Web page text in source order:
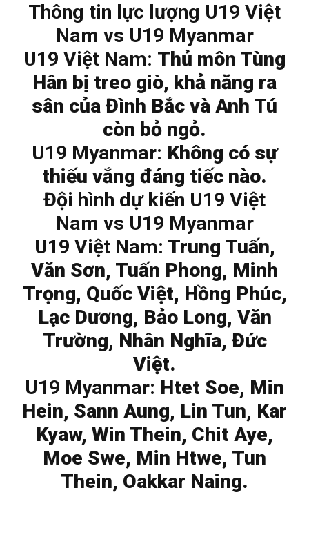
Thông tin lực lượng U19 Việt
Nam vs U19 Myanmar
U19 Việt Nam: Thủ môn Tùng
Hân bị treo giò, khả năng ra
sân của Đình Bắc và Anh Tú
còn bỏ ngỏ.
U19 Myanmar: Không có sự
thiếu vắng đáng tiếc nào.
Đội hình dự kiến U19 Việt
Nam vs U19 Myanmar
U19 Việt Nam: Trung Tuấn,
Văn Sơn, Tuấn Phong, Minh
Trọng, Quốc Việt, Hồng Phúc,
Lạc Dương, Bảo Long, Văn
Trường, Nhân Nghĩa, Đức
Việt.
U19 Myanmar: Htet Soe, Min
Hein, Sann Aung, Lin Tun, Kar
Kyaw, Win Thein, Chit Aye,
Moe Swe, Min Htwe, Tun
Thein, Oakkar Naing.